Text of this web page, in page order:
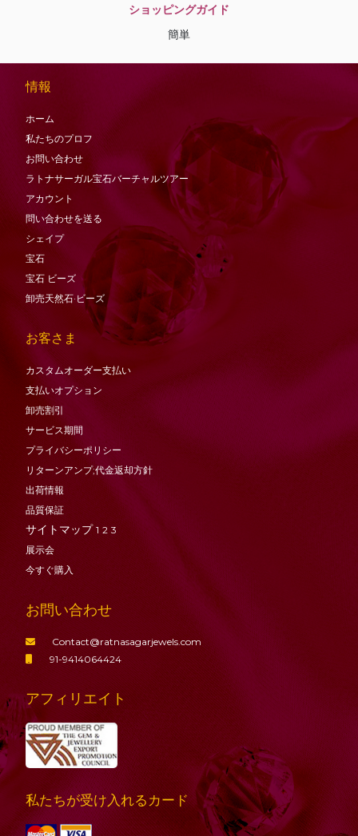
ショッピングガイド
簡単
情報
ホーム
私たちのプロフ
お問い合わせ
ラトナサーガル宝石バーチャ​​ルツアー
アカウント
問い合わせを送る
シェイプ
宝石
宝石 ビーズ
卸売天然石·ビーズ
お客さま
カスタムオーダー支払い
支払いオプション
卸売割引
サービス期間
プライバシーポリシー
リターンアンプ;代金返却方針
出荷情報
品質保証
サイトマップ 1 2 3
展示会
今すぐ購入
お問い合わせ
Contact@ratnasagarjewels.com
91-9414064424
アフィリエイト
私たちが受け入れるカード